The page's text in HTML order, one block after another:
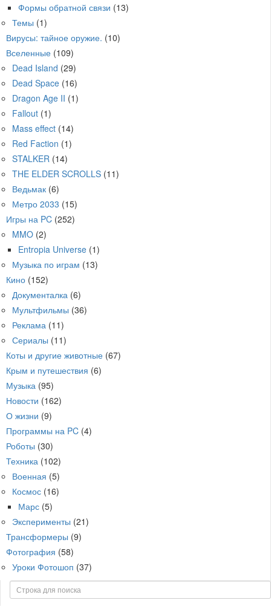
Формы обратной связи (13)
Темы (1)
Вирусы: тайное оружие. (10)
Вселенные (109)
Dead Island (29)
Dead Space (16)
Dragon Age II (1)
Fallout (1)
Mass effect (14)
Red Faction (1)
STALKER (14)
THE ELDER SCROLLS (11)
Ведьмак (6)
Метро 2033 (15)
Игры на PC (252)
MMO (2)
Entropia Universe (1)
Музыка по играм (13)
Кино (152)
Документалка (6)
Мультфильмы (36)
Реклама (11)
Сериалы (11)
Коты и другие животные (67)
Крым и путешествия (6)
Музыка (95)
Новости (162)
О жизни (9)
Программы на PC (4)
Роботы (30)
Техника (102)
Военная (5)
Космос (16)
Марс (5)
Эксперименты (21)
Трансформеры (9)
Фотография (58)
Уроки Фотошоп (37)
Поиск